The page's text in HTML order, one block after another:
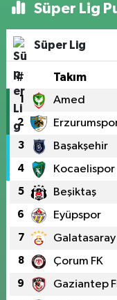
Süper Lig
Süper Lig
# Takım
1 Amed
2
3 Başakşehir
4 Kocaelispor
5 Beşiktaş
6 Eyüpspor
7 Galatasaray
8 Çorum FK
9 Gaziantep